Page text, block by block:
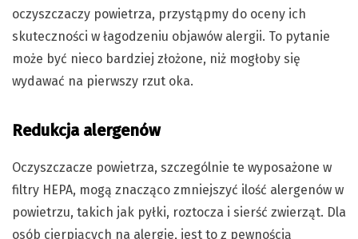
oczyszczaczy powietrza, przystąpmy do oceny ich
skuteczności w łagodzeniu objawów alergii. To pytanie
może być nieco bardziej złożone, niż mogłoby się
wydawać na pierwszy rzut oka.
Redukcja alergenów
Oczyszczacze powietrza, szczególnie te wyposażone w
filtry HEPA, mogą znacząco zmniejszyć ilość alergenów w
powietrzu, takich jak pyłki, roztocza i sierść zwierząt. Dla
osób cierpiących na alergie, jest to z pewnością